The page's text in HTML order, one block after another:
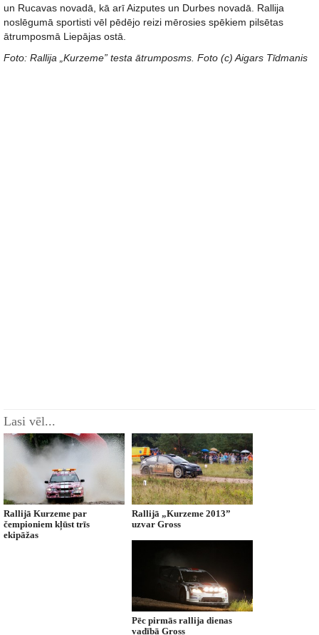
un Rucavas novadā, kā arī Aizputes un Durbes novadā. Rallija
noslēgumā sportisti vēl pēdējo reizi mērosies spēkiem pilsētas
ātrumposmā Liepājas ostā.
Foto: Rallija „Kurzeme” testa ātrumposms. Foto (c) Aigars Tīdmanis
Lasi vēl...
Rallijā Kurzeme par
čempioniem kļūst trīs
ekipāžas
Rallijā „Kurzeme 2013”
uzvar Gross
Pēc pirmās rallija dienas
vadībā Gross